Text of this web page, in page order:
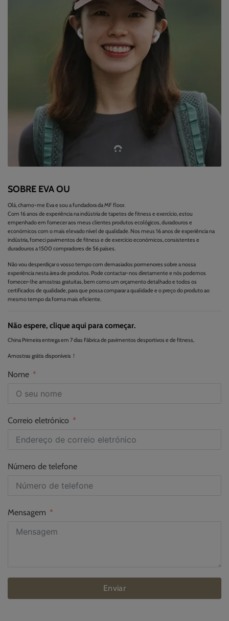
SOBRE EVA OU
Olá, chamo-me Eva e sou a fundadora da MF floor.
Com 16 anos de experiência na indústria de tapetes de fitness e exercício, estou
empenhado em fornecer aos meus clientes produtos ecológicos, duradouros e
económicos com o mais elevado nível de qualidade. Nos meus 16 anos de experiência na
indústria, forneci pavimentos de fitness e de exercício económicos, consistentes e
duradouros a 1500 compradores de 56 países.
Não vou desperdiçar o vosso tempo com demasiados pormenores sobre a nossa
experiência nesta área de produtos. Pode contactar-nos diretamente e nós podemos
fornecer-lhe amostras gratuitas, bem como um orçamento detalhado e todos os
certificados de qualidade, para que possa comparar a qualidade e o preço do produto ao
mesmo tempo da forma mais eficiente.
Não espere, clique aqui para começar.
China Primeira entrega em 7 dias Fábrica de pavimentos desportivos e de fitness,
Amostras grátis disponíveis！
Nome
Correio eletrónico
Número de telefone
Mensagem
Enviar